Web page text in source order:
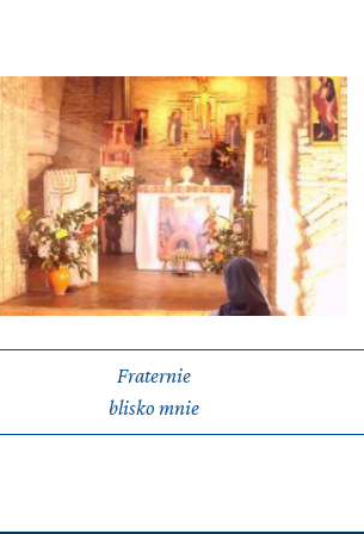
Fraternie
blisko mnie